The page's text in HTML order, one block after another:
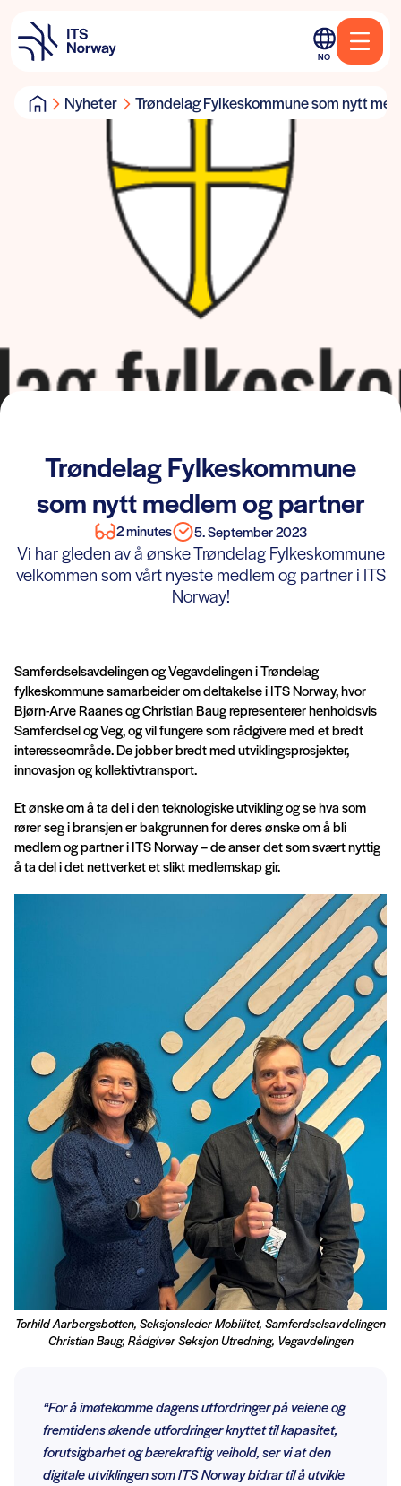
NO
Nyheter Trøndelag Fylkeskommune som nytt
Trøndelag Fylkeskommune
som nytt medlem og partner
2 minutes 5. September 2023
Vi har gleden av å ønske Trøndelag Fylkeskommune
velkommen som vårt nyeste medlem og partner i ITS
Norway!
Samferdselsavdelingen og Vegavdelingen i Trøndelag
fylkeskommune samarbeider om deltakelse i ITS Norway, hvor
Bjørn-Arve Raanes og Christian Baug representerer henholdsvis
Samferdsel og Veg, og vil fungere som rådgivere med et bredt
interesseområde. De jobber bredt med utviklingsprosjekter,
innovasjon og kollektivtransport.
Et ønske om å ta del i den teknologiske utvikling og se hva som
rører seg i bransjen er bakgrunnen for deres ønske om å bli
medlem og partner i ITS Norway – de anser det som svært nyttig
å ta del i det nettverket et slikt medlemskap gir.
Torhild Aarbergsbotten, Seksjonsleder Mobilitet, Samferdselsavdelingen
Christian Baug, Rådgiver Seksjon Utredning, Vegavdelingen
“For å imøtekomme dagens utfordringer på veiene og
fremtidens økende utfordringer knyttet til kapasitet,
forutsigbarhet og bærekraftig veihold, ser vi at den
digitale utviklingen som ITS Norway bidrar til å utvikle